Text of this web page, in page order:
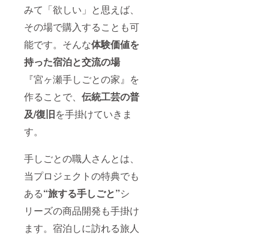
みて「欲しい」と思えば、
その場で購入することも可
能です。そんな体験価値を
持った宿泊と交流の場
『宮ヶ瀬手しごとの家』を
作ることで、 伝統工芸の普
及/復旧を手掛けていきま
す。
手しごとの職人さんとは、
当プロジェクトの特典でも
ある“旅する手しごと”シ
リーズの商品開発も手掛け
ます。宿泊しに訪れる旅人